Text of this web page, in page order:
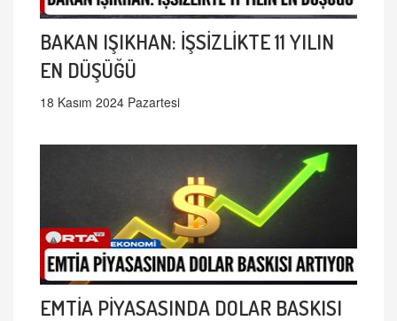
BAKAN IŞIKHAN: İŞSİZLİKTE 11 YILIN
EN DÜŞÜĞÜ
18 Kasım 2024 Pazartesi
EMTİA PİYASASINDA DOLAR BASKISI